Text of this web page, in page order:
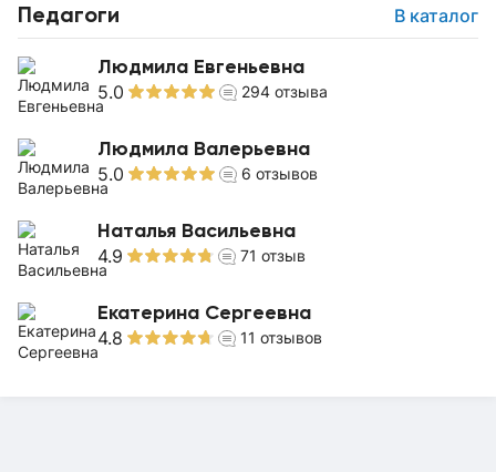
Педагоги В каталог
Людмила Евгеньевна
5.0 294 отзыва
Людмила Валерьевна
5.0 6 отзывов
Наталья Васильевна
4.9 71 отзыв
Екатерина Сергеевна
4.8 11 отзывов